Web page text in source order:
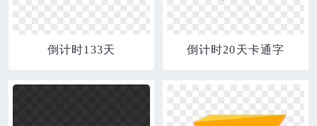
倒计时133天 倒计时20天卡通字